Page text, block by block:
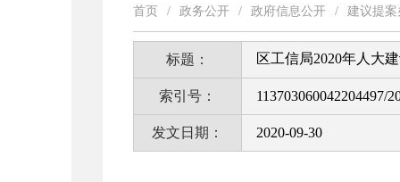
首页 / 政务公开 / 政府信息公开 / 建议提案
标题： 区工信局2020年人大
索引号： 113703060042204497/
发文日期： 2020-09-30